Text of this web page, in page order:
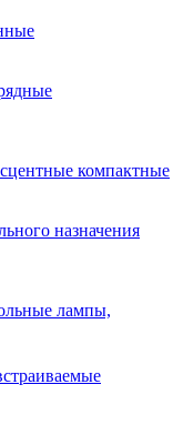
компактные
назначения
лампы,